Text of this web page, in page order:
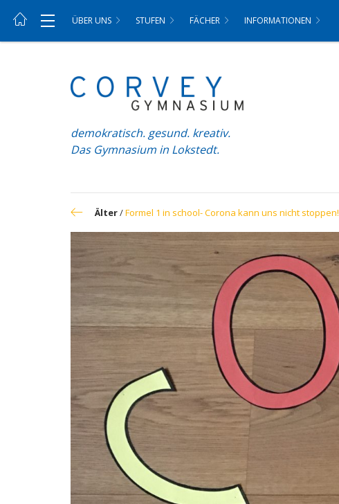
ÜBER UNS STUFEN FÄCHER INFORMATIONEN
demokratisch. gesund. kreativ.
Das Gymnasium in Lokstedt.
Älter/Formel 1 in school- Corona kann uns nicht stoppen!